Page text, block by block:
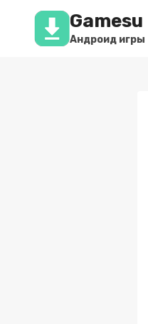
Перейти
содержимому
Gamesu
Андроид игры